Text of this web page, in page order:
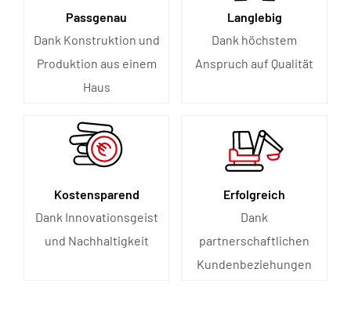
Passgenau
Dank Konstruktion und
Produktion aus einem
Haus
Langlebig
Dank höchstem
Anspruch auf Qualität
Kostensparend
Dank Innovationsgeist
und Nachhaltigkeit
Erfolgreich
Dank
partnerschaftlichen
Kundenbeziehungen